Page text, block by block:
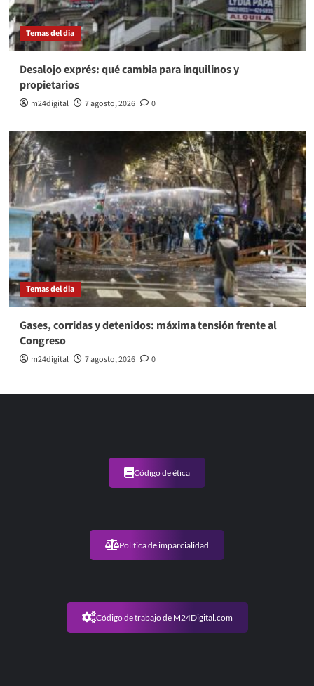
Temas del dia
Desalojo exprés: qué cambia para inquilinos y
propietarios
m24digital 7 agosto, 2026 0
Temas del dia
Gases, corridas y detenidos: máxima tensión frente al
Congreso
m24digital 7 agosto, 2026 0
Código de ética
Política de imparcialidad
Código de trabajo de M24Digital.com